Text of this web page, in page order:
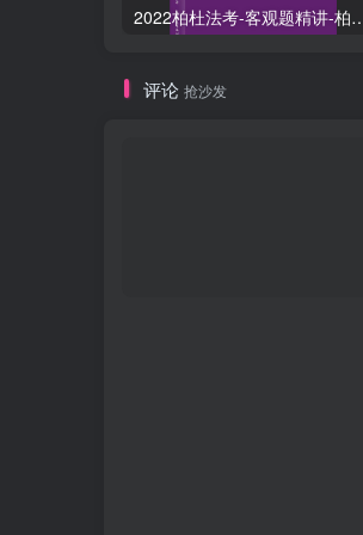
2022柏杜法考-客观题
评论 抢沙发